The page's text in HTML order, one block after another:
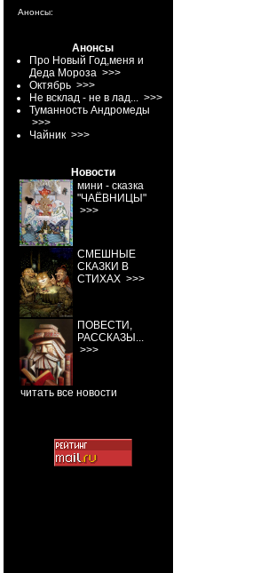
Анонсы:
Анонсы
Про Новый Год,меня и
Деда Мороза >>>
Октябрь >>>
Не всклад - не в лад... >>>
Туманность Андромеды
>>>
Чайник >>>
Новости
мини - сказка
"ЧАЁВНИЦЫ"
>>>
СМЕШНЫЕ
СКАЗКИ В
СТИХАХ >>>
ПОВЕСТИ,
РАССКАЗЫ...
>>>
читать все новости